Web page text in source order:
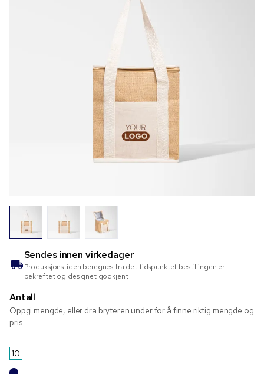
Sendes innen virkedager
Produksjonstiden beregnes fra det tidspunktet bestillingen er
bekreftet og designet godkjent
Antall
Oppgi mengde, eller dra bryteren under for å finne riktig mengde og
pris.
10